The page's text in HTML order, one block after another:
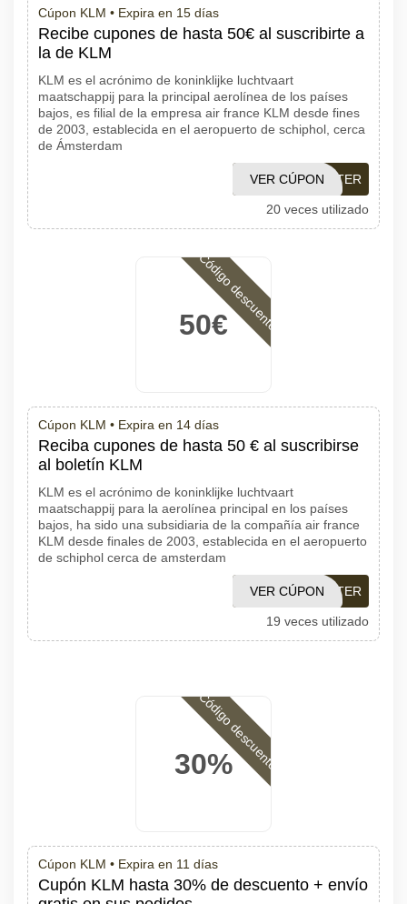
Cúpon KLM • Expira en 15 días
Recibe cupones de hasta 50€ al suscribirte a
la de KLM
KLM es el acrónimo de koninklijke luchtvaart
maatschappij para la principal aerolínea de los países
bajos, es filial de la empresa air france KLM desde fines
de 2003, establecida en el aeropuerto de schiphol, cerca
de Ámsterdam
NEWSLETTER
VER CÚPON
20 veces utilizado
50€
Código descuento
Cúpon KLM • Expira en 14 días
Reciba cupones de hasta 50 € al suscribirse
al boletín KLM
KLM es el acrónimo de koninklijke luchtvaart
maatschappij para la aerolínea principal en los países
bajos, ha sido una subsidiaria de la compañía air france
KLM desde finales de 2003, establecida en el aeropuerto
de schiphol cerca de amsterdam
NEWSLETTER
VER CÚPON
19 veces utilizado
30%
Código descuento
Cúpon KLM • Expira en 11 días
Cupón KLM hasta 30% de descuento + envío